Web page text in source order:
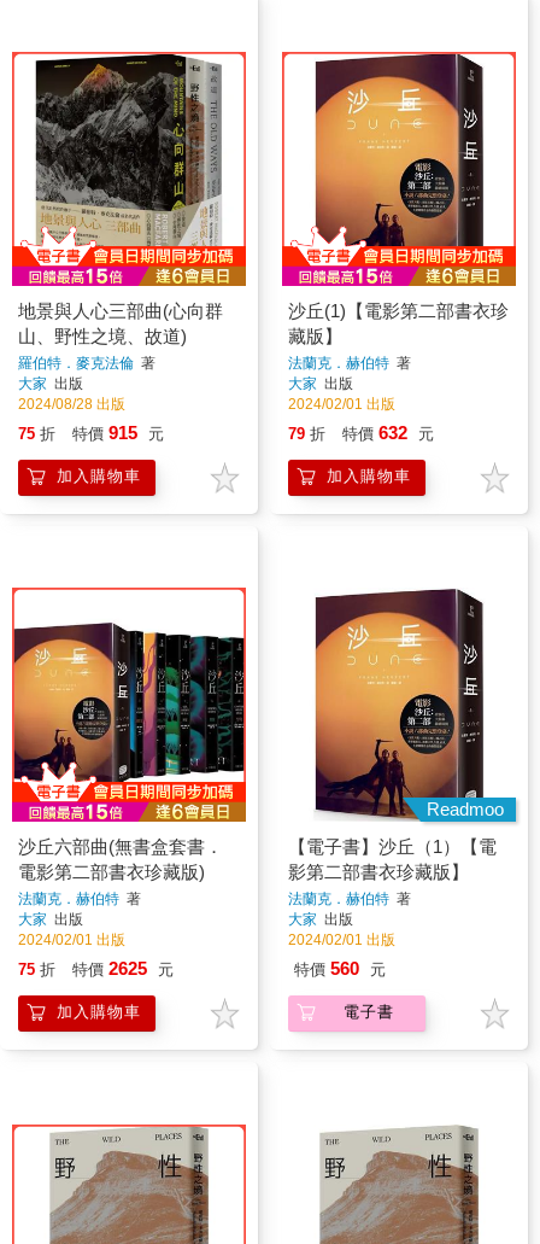
地景與人心三部曲(心向群
山、野性之境、故道)
羅伯特．麥克法倫 著
大家 出版
2024/08/28 出版
75 折 特價 915 元
加入購物車
沙丘(1)【電影第二部書衣珍
藏版】
法蘭克．赫伯特 著
大家 出版
2024/02/01 出版
79 折 特價 632 元
加入購物車
沙丘六部曲(無書盒套書．
電影第二部書衣珍藏版)
法蘭克．赫伯特 著
大家 出版
2024/02/01 出版
75 折 特價 2625 元
加入購物車
Readmoo
【電子書】沙丘（1）【電
影第二部書衣珍藏版】
法蘭克．赫伯特 著
大家 出版
2024/02/01 出版
特價 560 元
電子書